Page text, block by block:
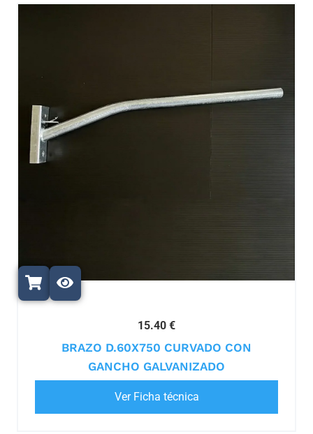
15.40 €
BRAZO D.60X750 CURVADO CON
GANCHO GALVANIZADO
Ver Ficha técnica